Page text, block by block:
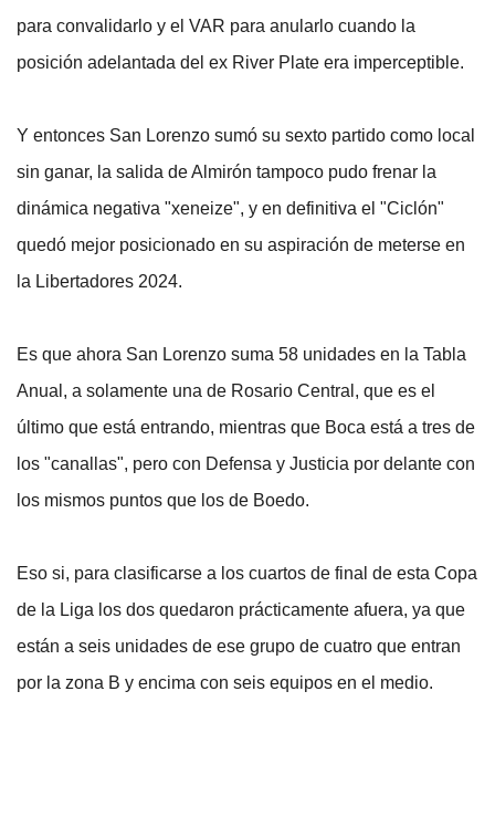
para convalidarlo y el VAR para anularlo cuando la
posición adelantada del ex River Plate era imperceptible.
Y entonces San Lorenzo sumó su sexto partido como local
sin ganar, la salida de Almirón tampoco pudo frenar la
dinámica negativa "xeneize", y en definitiva el "Ciclón"
quedó mejor posicionado en su aspiración de meterse en
la Libertadores 2024.
Es que ahora San Lorenzo suma 58 unidades en la Tabla
Anual, a solamente una de Rosario Central, que es el
último que está entrando, mientras que Boca está a tres de
los "canallas", pero con Defensa y Justicia por delante con
los mismos puntos que los de Boedo.
Eso si, para clasificarse a los cuartos de final de esta Copa
de la Liga los dos quedaron prácticamente afuera, ya que
están a seis unidades de ese grupo de cuatro que entran
por la zona B y encima con seis equipos en el medio.